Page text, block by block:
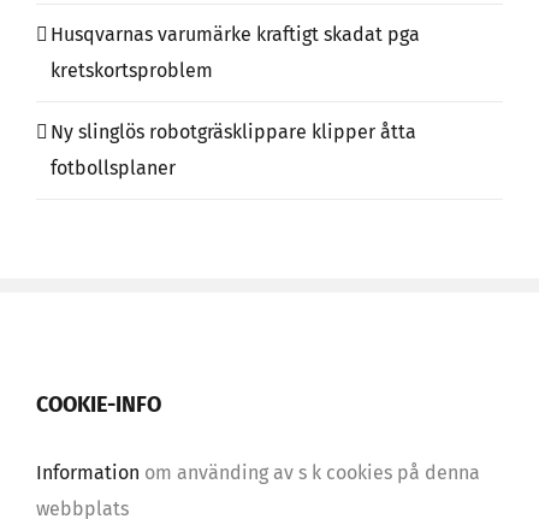
Husqvarnas varumärke kraftigt skadat pga
kretskortsproblem
Ny slinglös robotgräsklippare klipper åtta
fotbollsplaner
COOKIE-INFO
Information om använding av s k cookies på denna
webbplats